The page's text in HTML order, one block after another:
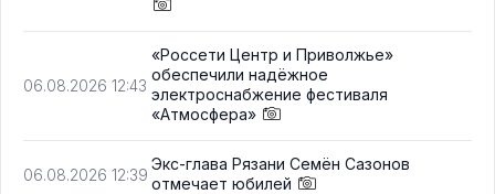
06.08.2026 12:43
«Россети Центр и Приволжье»
обеспечили надёжное
электроснабжение фестиваля
«Атмосфера»
06.08.2026 12:39
Экс-глава Рязани Семён Сазонов
отмечает юбилей